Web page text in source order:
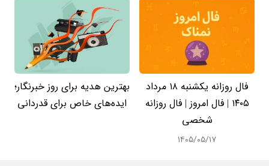
فال روزانه یکشنبه ۱۸ مرداد
۱۴۰۵ | فال امروز | فال روزانه
شخصی
۱۴۰۵/۰۵/۱۷
بهترین هدیه برای روز خبرنگار؛
ایده‌های خاص برای قدردانی